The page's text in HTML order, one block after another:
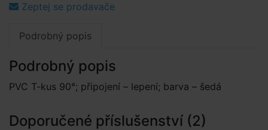
Zeptej se prodavače
Podrobný popis
Podrobný popis
PVC T-kus 90°; připojení – lepení; barva – šedá
Doporučené příslušenství (2)